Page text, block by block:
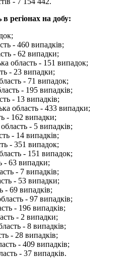
регіонах на добу:
- 460 випадків;
- 62 випадки;
область - 151 випадок;
- 23 випадки;
- 71 випадок;
- 195 випадків;
- 13 випадків;
область - 433 випадки;
- 162 випадки;
- 5 випадків;
- 14 випадків;
- 351 випадок;
- 151 випадок;
- 63 випадки;
- 7 випадків;
- 53 випадки;
- 69 випадків;
- 97 випадків;
- 196 випадків;
- 2 випадки;
- 8 випадків;
- 28 випадків;
- 409 випадків;
- 37 випадків.